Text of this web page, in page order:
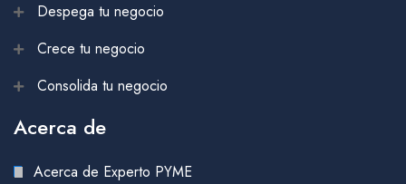
Despega tu negocio
Crece tu negocio
Consolida tu negocio
Acerca de
Acerca de Experto PYME